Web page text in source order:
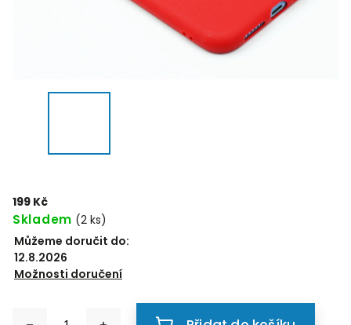
199 Kč
Skladem (2 ks)
Můžeme doručit do:
12.8.2026
Možnosti doručení